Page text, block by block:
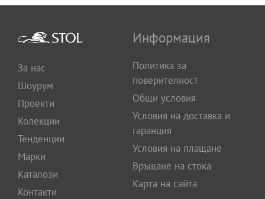
За нас
Шоурум
Проекти
Колекции
Тенденции
Марки
Каталози
Контакти
Информация
Политика за
поверителност
Общи условия
Условия на доставка и
гаранция
Условия на плащане
Връщане на стока
Карта на сайта